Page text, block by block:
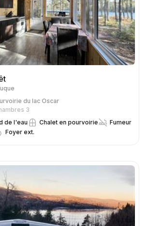
du lac Oscar
3
de l'eau
Chalet en pourvoirie
Fumeur
Foyer ext.